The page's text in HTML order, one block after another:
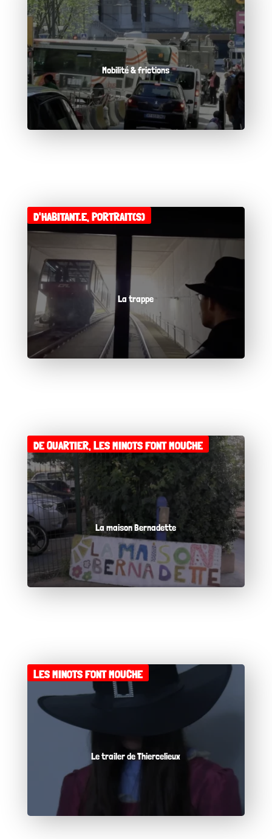
Mobilité & frictions
La trappe
D'HABITANT.E,PORTRAIT(S)
La maison Bernadette
DE QUARTIER,LES MINOTS FONT MOUCHE
Le trailer de Thiercelieux
LES MINOTS FONT MOUCHE